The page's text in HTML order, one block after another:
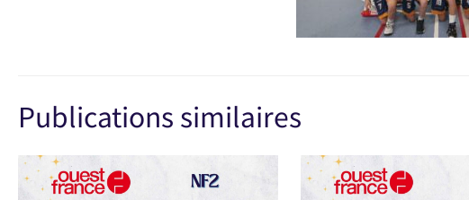
Publications similaires